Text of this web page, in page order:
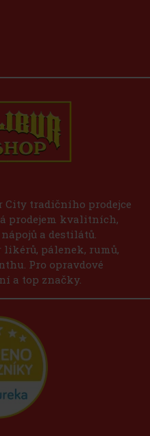
City tradičního prodejce
prodejem kvalitních,
a destilátů.
likérů, pálenek, rumů,
Pro opravdové
a top značky.